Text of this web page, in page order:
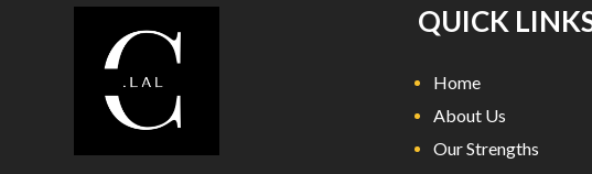
QUICK
Home
About Us
Our Strengths